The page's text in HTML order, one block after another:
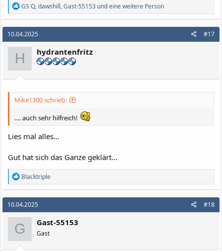
R
e
a
k
t
i
o
n
e
n
GS Q,dawshill,Gast-55153 und eine weitere Person
10.04.2025 #17
H hydrantenfritz
Mike1300 schrieb:
…. auch sehr hilfreich!
Lies mal alles...
Gut hat sich das Ganze geklärt...
R
e
a
k
t
i
o
n
e
n
Blacktriple
10.04.2025 #18
G Gast-55153
Gast